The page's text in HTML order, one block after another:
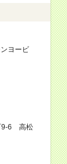
ヨービ
9-6 高松